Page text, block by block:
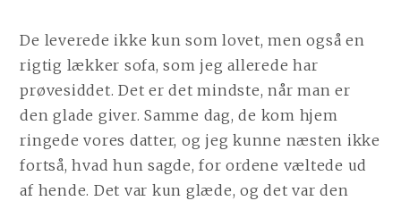
De leverede ikke kun som lovet, men også en
rigtig lækker sofa, som jeg allerede har
prøvesiddet. Det er det mindste, når man er
den glade giver. Samme dag, de kom hjem
ringede vores datter, og jeg kunne næsten ikke
fortså, hvad hun sagde, for ordene væltede ud
af hende. Det var kun glæde, og det var den